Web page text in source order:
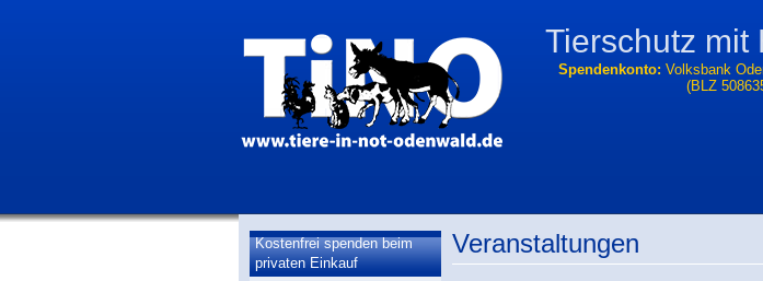
Tierschutz mit
Spendenkonto: Volksbank
(BLZ
Kostenfrei spenden beim
privaten Einkauf
Veranstaltungen